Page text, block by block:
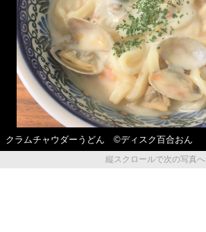
クラムチャウダーうどん ©ディスク百合おん
縦スクロールで次の写真へ